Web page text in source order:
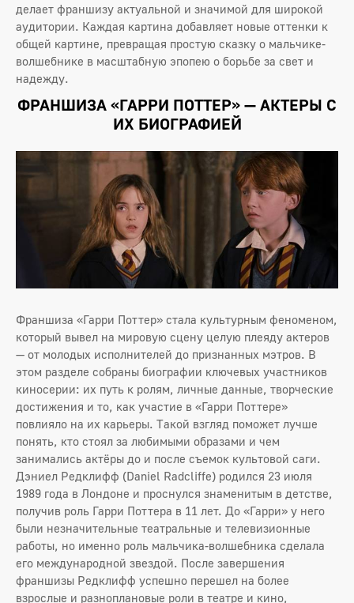
делает франшизу актуальной и значимой для широкой
аудитории. Каждая картина добавляет новые оттенки к
общей картине, превращая простую сказку о мальчике-
волшебнике в масштабную эпопею о борьбе за свет и
надежду.
ФРАНШИЗА «ГАРРИ ПОТТЕР» — АКТЕРЫ С
ИХ БИОГРАФИЕЙ
Франшиза «Гарри Поттер» стала культурным феноменом,
который вывел на мировую сцену целую плеяду актеров
— от молодых исполнителей до признанных мэтров. В
этом разделе собраны биографии ключевых участников
киносерии: их путь к ролям, личные данные, творческие
достижения и то, как участие в «Гарри Поттере»
повлияло на их карьеры. Такой взгляд поможет лучше
понять, кто стоял за любимыми образами и чем
занимались актёры до и после съемок культовой саги.
Дэниел Редклифф (Daniel Radcliffe) родился 23 июля
1989 года в Лондоне и проснулся знаменитым в детстве,
получив роль Гарри Поттера в 11 лет. До «Гарри» у него
были незначительные театральные и телевизионные
работы, но именно роль мальчика-волшебника сделала
его международной звездой. После завершения
франшизы Редклифф успешно перешел на более
взрослые и разноплановые роли в театре и кино,